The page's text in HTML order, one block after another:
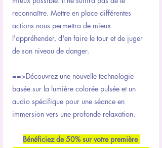
reconnaître. Mettre en place différentes
actions nous permettra de mieux
l'appréhender, d'en faire le tour et de juger
de son niveau de danger.
==>Découvrez une nouvelle technologie
basée sur la lumière colorée pulsée et un
audio spécifique pour une séance en
immersion vers une profonde relaxation.
Bénéficiez de 50% sur votre première